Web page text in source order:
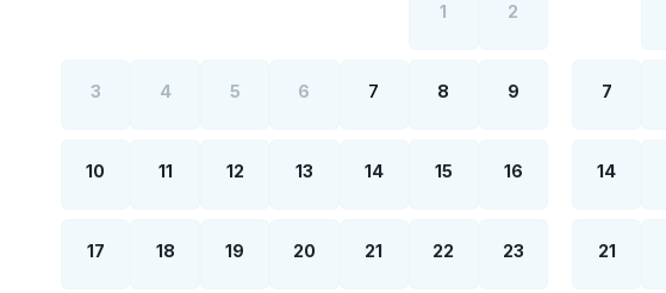
1 2
3 4 5 6 7 8 9
10 11 12 13 14 15 16
17 18 19 20 21 22 23
7
14
21